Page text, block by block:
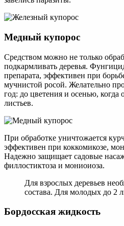
Медный купорос
Средством можно не только
подкармливать деревья.
препарата, эффективен при
мучнистой росой. Желательно
год: до цветения и осенью, когда
листьев.
При обработке уничтожается
эффективен при коккомикозе,
Надежно защищает садовые
филлостиктоза и мониоиоза.
Для взрослых деревьев
состава. Для молодых до 2
Бордосская жидкость